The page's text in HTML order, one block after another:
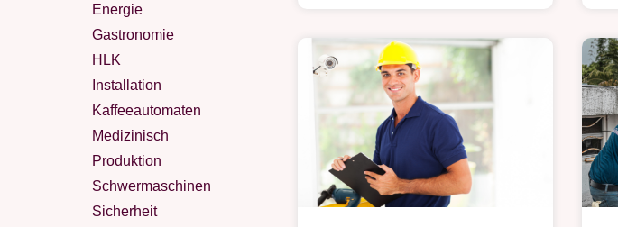
Energie
Gastronomie
HLK
Installation
Kaffeeautomaten
Medizinisch
Produktion
Schwermaschinen
Sicherheit